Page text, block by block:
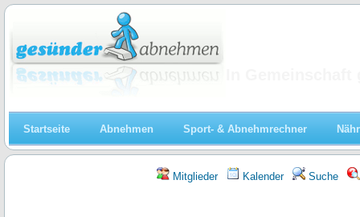
Startseite Abnehmen Sport- & Abnehmrechner
Mitglieder Kalender Suche